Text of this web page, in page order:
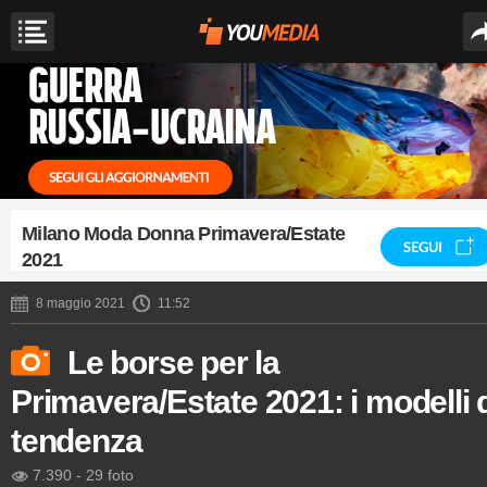
Milano Moda Donna Primavera/Estate
2021
SEGUI
8 maggio 2021 11:52
Le borse per la
Primavera/Estate 2021: i modelli
tendenza
7.390 - 29 foto